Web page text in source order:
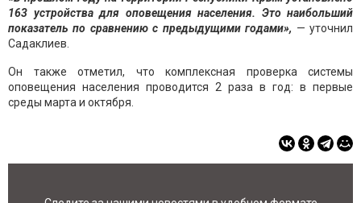
163 устройства для оповещения населения. Это наибольший
показатель по сравнению с предыдущими годами», — уточнил
Садаклиев.
Он также отметил, что комплексная проверка системы
оповещения населения проводится 2 раза в год: в первые
среды марта и октября.